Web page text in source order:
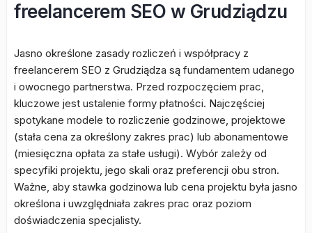
freelancerem SEO w Grudziądzu
Jasno określone zasady rozliczeń i współpracy z
freelancerem SEO z Grudziądza są fundamentem udanego
i owocnego partnerstwa. Przed rozpoczęciem prac,
kluczowe jest ustalenie formy płatności. Najczęściej
spotykane modele to rozliczenie godzinowe, projektowe
(stała cena za określony zakres prac) lub abonamentowe
(miesięczna opłata za stałe usługi). Wybór zależy od
specyfiki projektu, jego skali oraz preferencji obu stron.
Ważne, aby stawka godzinowa lub cena projektu była jasno
określona i uwzględniała zakres prac oraz poziom
doświadczenia specjalisty.